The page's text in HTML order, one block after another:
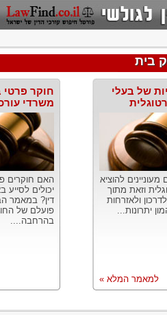
בית
של בעלי
להוציא
וזאת מתוך
ולאזרחות
יתרונות...
למאמר המלא »
חוקר פרטי
משרדי
האם חוקרים
יכולים לסייע
דין? במאמר
פועלם של
בהרחבה....